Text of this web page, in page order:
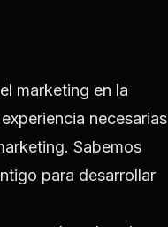
marketing en la
necesarias
Sabemos
para desarrollar